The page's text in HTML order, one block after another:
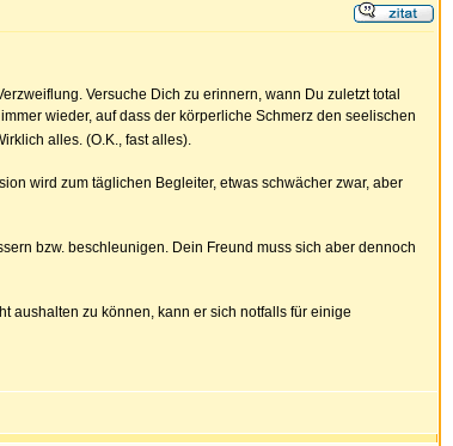
Versuche Dich zu erinnern, wann Du zuletzt total
wieder, auf dass der körperliche Schmerz den seelischen
alles. (O.K., fast alles).
wird zum täglichen Begleiter, etwas schwächer zwar, aber
bzw. beschleunigen. Dein Freund muss sich aber dennoch
aushalten zu können, kann er sich notfalls für einige